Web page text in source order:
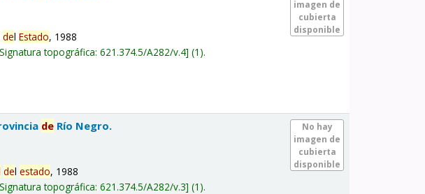
imagen de
cubierta
disponible
delEstado, 1988
Signatura topográfica:621.374.5/A282/v.4 (1).
No hay
imagen de
cubierta
disponible
de Río Negro.
delestado, 1988
Signatura topográfica:621.374.5/A282/v.3 (1).